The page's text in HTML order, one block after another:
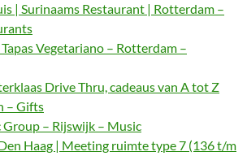
| Surinaams Restaurant | Rotterdam –
Vegetariano – Rotterdam –
Drive Thru, cadeaus van A tot Z
– Gifts
– Rijswijk – Music
Haag | Meeting ruimte type 7 (136 t/m